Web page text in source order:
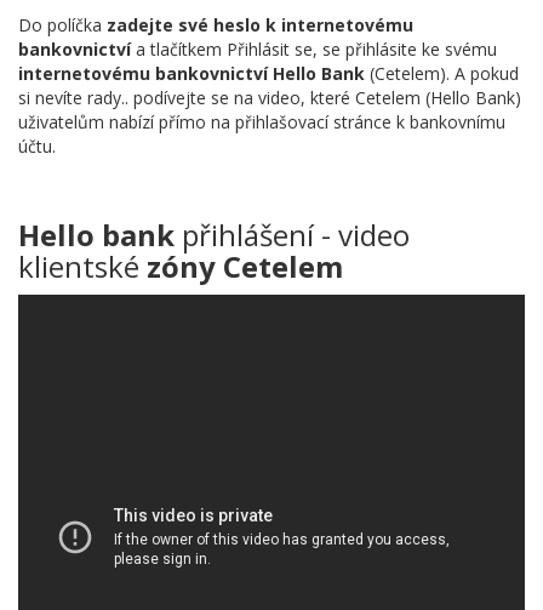
Do políčka zadejte své heslo k internetovému
bankovnictvía tlačítkem Přihlásit se, se přihlásite ke svému
internetovému bankovnictví Hello Bank (Cetelem). A pokud
si nevíte rady.. podívejte se na video, které Cetelem (Hello Bank)
uživatelům nabízí přímo na přihlašovací stránce k bankovnímu
účtu.
Hello bank přihlášení - video
klientské zóny Cetelem